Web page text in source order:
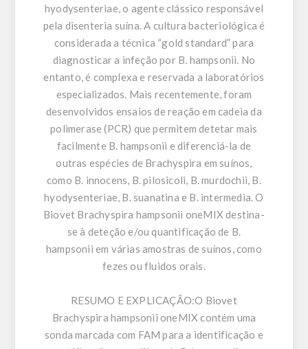
hyodysenteriae, o agente clássico responsável
pela disenteria suína. A cultura bacteriológica é
considerada a técnica “gold standard” para
diagnosticar a infeção por B. hampsonii. No
entanto, é complexa e reservada a laboratórios
especializados. Mais recentemente, foram
desenvolvidos ensaios de reação em cadeia da
polimerase (PCR) que permitem detetar mais
facilmente B. hampsonii e diferenciá-la de
outras espécies de Brachyspira em suínos,
como B. innocens, B. pilosicoli, B. murdochii, B.
hyodysenteriae, B. suanatina e B. intermedia. O
Biovet Brachyspira hampsonii oneMIX destina-
se à deteção e/ou quantificação de B.
hampsonii em várias amostras de suínos, como
fezes ou fluidos orais.
RESUMO E EXPLICAÇÃO:O Biovet
Brachyspira hampsonii oneMIX contém uma
sonda marcada com FAM para a identificação e